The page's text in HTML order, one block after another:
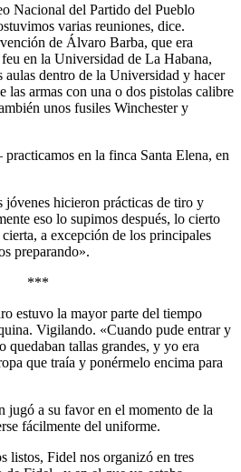
Nacional del Partido del Pueblo
varias reuniones, dice.
de Álvaro Barba, que era
en la Universidad de La Habana,
aulas dentro de la Universidad y hacer
las armas con una o dos pistolas calibre
unos fusiles Winchester y
en la finca Santa Elena, en
jóvenes hicieron prácticas de tiro y
eso lo supimos después, lo cierto
a excepción de los principales
preparando».
***
estuvo la mayor parte del tiempo
Vigilando. «Cuando pude entrar y
quedaban tallas grandes, y yo era
que traía y ponérmelo encima para
jugó a su favor en el momento de la
fácilmente del uniforme.
listos, Fidel nos organizó en tres